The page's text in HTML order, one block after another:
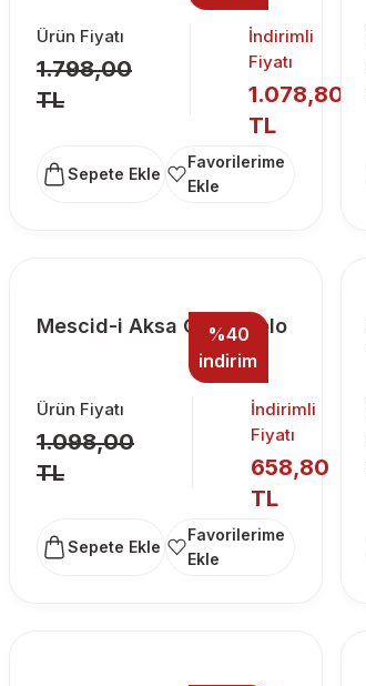
Ürün Fiyatı
1.798,00
TL
İndirimli
Fiyatı
1.078,80
TL
Sepete Ekle
%40
indirim
Mescid-i Aksa Cam Tablo
Ürün Fiyatı
1.098,00
TL
İndirimli
Fiyatı
658,80
TL
Sepete Ekle